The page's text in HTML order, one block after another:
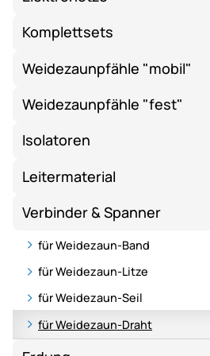
Komplettsets
Weidezaunpfähle "mobil"
Weidezaunpfähle "fest"
Isolatoren
Leitermaterial
Verbinder & Spanner
für Weidezaun-Band
für Weidezaun-Litze
für Weidezaun-Seil
für Weidezaun-Draht